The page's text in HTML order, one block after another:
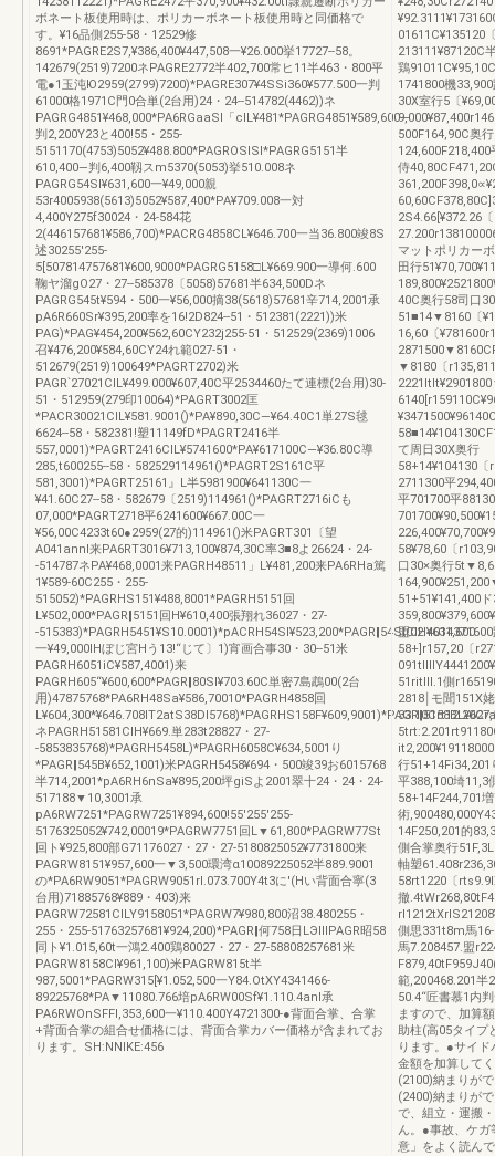
ボネート板使用時は、ポリカーボネート板使用時と同価格で
す。¥16品側255-58・12529修
8691*PAGRE2S7,¥386,400¥447,508一¥26.000挙17727--58。
142679(2519)7200ネPAGRE2772半402,700常ヒ11半463・800平
電●1玉沌Ю2959(2799)7200)*PAGRE307¥4SSi360¥577.500一判
61000格1971C門0合単(2台用)24・24--514782(4462))ネ
PAGRG4851¥468,000*PA6RGaaSl「clL¥481*PAGRG4851¥589,600―
判2,200Y23と400!55・255-
5151170(4753)5052¥488.800*PAGROSlSl*PAGRG5151半
610,400―判6,400靱スm5370(5053)挙510.008ネ
PAGRG54Sl¥631,600一¥49,000親
53r4005938(5613)5052¥587,400*PA¥709.008一対
4,400Y275f30024・24-584花
2(446157681¥586,700)*PACRG4858CL¥646.700一当36.800竣8S
述30255'255-
5[507814757681¥600,9000*PAGRG5158□L¥669.900一導何.600
鞠ヤ溜gO27・27--585378〔5058)57681半634,500Dネ
PAGRG545t¥594・500一¥56,000摘38(5618)57681辛714,2001承
pA6R660Sr¥395,200率を16!2D824--51・512381(2221))米
PAG)*PAG¥454,200¥562,60CY232j255-51・512529(2369)1006
召¥476,200¥584,60CY24れ範027-51・
512679(2519)100649*PAGRT2702)米
PAGR`27021CIL¥499.000¥607,40C平2534460たて連標(2台用)30-
51・512959(279印10064)*PAGRT3002匡
*PACR30021CIL¥581.9001()*PA¥890,30C―¥64.40C1単27S毬
6624--58・582381!塑11149fD*PAGRT2416半
557,0001)*PAGRT2416CIL¥5741600*PA¥617100C―¥36.80C導
285,t600255--58・582529114961()*PAGRT2S161C平
581,3001)*PAGRT25161』L半5981900¥641130C一
¥41.60C27‐-58・582679〔2519)114961()*PAGRT2716iCも
07,000*PAGRT2718平6241600¥667.00C一
¥56,00C4233t60●2959(27的)114961()米PAGRT301〔望
A041annl来PA6RT3016¥713,100¥874,30C率3■8よ26624・24-
-514787ネPA¥468,0001来PAGRH48511」L¥481,200来PA6RHa篤
1¥589‐60C255・255-
515052)*PAGRHS151¥488,8001*PAGRH5151回
L¥502,000*PAGR‖5151回H¥610,400張翔れ36027・27-
-515383)*PAGRH5451¥S10.0001)*pACRH54Sl¥523,200*PAGR‖54SlCIH¥631,600
一¥49,000IHぼじ宮Hう13!“じて〕1)宵画合事30・30--51米
PAGRH6051iC¥587,4001)来
PAGRH605“¥600,600*PAGR‖80Sl¥703.60C単密7島鵡00(2台
用)47875768*PA6RH48Sa¥586,70010*PAGRH4858回
ネPAGRH51581CIH¥669.単283t28827・27-
-5853835768)*PAGRH5458L)*PAGRH6058C¥634,5001り
*PAGR‖545B¥652,1001)米PAGRH5458¥694・500竣39お6015768
半714,2001*pA6RH6nSa¥895,200坪giSよ2001翠十24・24・24-
517188▼10,3001承
pA6RW7251*PAGRW7251¥894,600!55'255'255-
5176325052¥742,00019*PAGRW7751回L▼61,800*PAGRW77St
回ト¥925,800部G71176027・27・27-5180825052¥7731800来
PAGRW8151¥957,600一▼3,500環湾α10089225052半889.9001
の*PA6RW9051*PAGRW9051rl.073.700Y4t3に'(Hい背面合寧(3
台用)71885768¥889・403)来
PAGRW72581CILY9158051*PAGRW7¥980,800沼38.480255・
255・255-51763257681¥924,200)*PAGR‖何758日LЭⅢPAGR昭58
同ト¥1.015,60t一鴻2.400鶏80027・27・27-58808257681米
PAGRW8158CI¥961,100)米PAGRW815t半
987,5001*PAGRW315[¥1.052,500一Y84.OtXY4341466‐
89225768*PA▼11080.766培pA6RW00Sf¥1.110.4anl承
PA6RWOnSFFl,353,600一¥110.400Y4721300‐●背面合掌、合掌
+背面合掌の組合せ価格には、背面合掌カバー価格が含まれてお
ります。SH:NNIKE:456
01611C¥135120
213111¥87120C
鶏
1741800機
30X室行5〔
500F164,90C奥
侍
2S4.66[¥372.26
マットポリカー
田行
40C奥行58司口
51■14▼8160〔
16,60〔
▼8180〔
て周日30X奥行
58+14¥104130〔
2711300平
平701700平
58¥78,60〔
口30×奥行
51+51¥141,400
盟
58+]r157,20〔
51ritlll.1側
2818￨モ聞151X
行51+14Fi34,201
平388,100埼11,3
58+14F244,701
術
14F250,201的
側合掌奥行
軸塑
58rt1220〔
撤
側思331t8m馬
馬7.208457.盟
範,200468.201半
50.4“匠書慕1内
ますので、加算
助柱(高05タイプ
ります。●サイ
金額を加算して
(2100)納まりが
(2400)納まりが
で、組立・運搬
ん。●事故、ケガ
意」をよく読ん